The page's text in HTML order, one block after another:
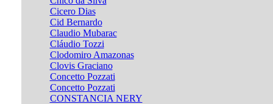
Cicero Dias
Cid Bernardo
Claudio Mubarac
Cláudio Tozzi
Clodomiro Amazonas
Clovis Graciano
Concetto Pozzati
Concetto Pozzati
CONSTANCIA NERY